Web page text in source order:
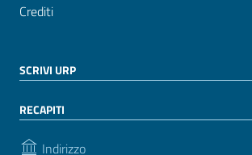
Crediti
SCRIVI URP
RECAPITI
Indirizzo